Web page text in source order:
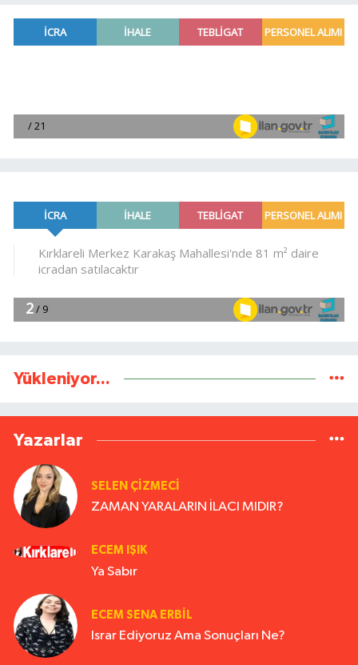
Yükleniyor...
Yazarlar
SELEN ÇİZMECİ
ZAMAN YARALARIN İLACI MIDIR?
ECEM IŞIK
Ya Sabır
ECEM SENA ERBIL
Israr Ediyoruz Ama Sonuçları Ne?